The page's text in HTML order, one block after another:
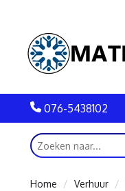
076-5438102
Home
Verhuur